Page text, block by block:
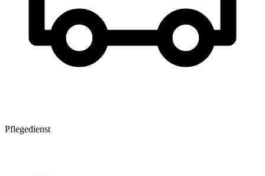
Pflegedienst